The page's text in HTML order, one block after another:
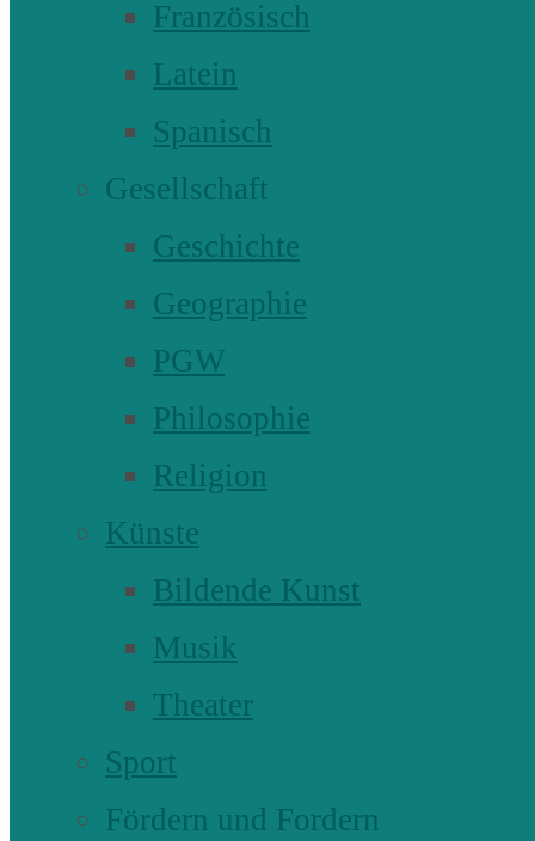
Französisch
Latein
Spanisch
Gesellschaft
Geschichte
Geographie
PGW
Philosophie
Religion
Künste
Bildende Kunst
Musik
Theater
Sport
Fördern und Fordern